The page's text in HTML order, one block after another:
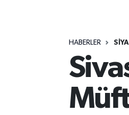
HABERLER
ÖZEL HABER
RESMİ İLANLAR